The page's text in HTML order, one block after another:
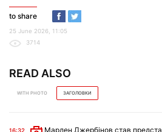
to share
25 June 2026, 11:05
3714
READ ALSO
WITH PHOTO ЗАГОЛОВКИ
16:32
Марлен Джербінов став